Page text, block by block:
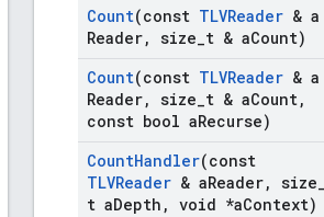
Count(const TLVReader & a
Reader, size t & aCount)
Count(const TLVReader & a
Reader, size t & aCount,
const bool aRecurse)
CountHandler(const
TLVReader & aReader, size
t aDepth , void *aContext)